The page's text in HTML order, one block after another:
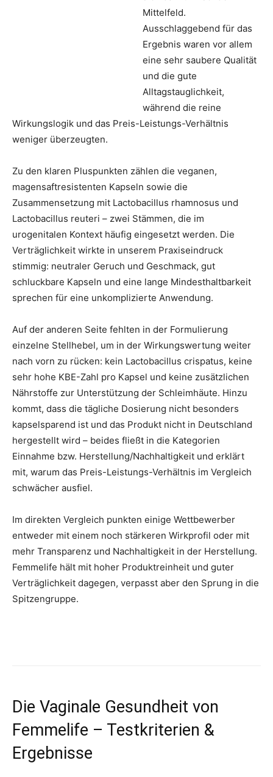
Mittelfeld.
Ausschlaggebend für das
Ergebnis waren vor allem
eine sehr saubere Qualität
und die gute
Alltagstauglichkeit,
während die reine
Wirkungslogik und das Preis-Leistungs-Verhältnis
weniger überzeugten.
Zu den klaren Pluspunkten zählen die veganen,
magensaftresistenten Kapseln sowie die
Zusammensetzung mit Lactobacillus rhamnosus und
Lactobacillus reuteri – zwei Stämmen, die im
urogenitalen Kontext häufig eingesetzt werden. Die
Verträglichkeit wirkte in unserem Praxiseindruck
stimmig: neutraler Geruch und Geschmack, gut
schluckbare Kapseln und eine lange Mindesthaltbarkeit
sprechen für eine unkomplizierte Anwendung.
Auf der anderen Seite fehlten in der Formulierung
einzelne Stellhebel, um in der Wirkungswertung weiter
nach vorn zu rücken: kein Lactobacillus crispatus, keine
sehr hohe KBE-Zahl pro Kapsel und keine zusätzlichen
Nährstoffe zur Unterstützung der Schleimhäute. Hinzu
kommt, dass die tägliche Dosierung nicht besonders
kapselsparend ist und das Produkt nicht in Deutschland
hergestellt wird – beides fließt in die Kategorien
Einnahme bzw. Herstellung/Nachhaltigkeit und erklärt
mit, warum das Preis-Leistungs-Verhältnis im Vergleich
schwächer ausfiel.
Im direkten Vergleich punkten einige Wettbewerber
entweder mit einem noch stärkeren Wirkprofil oder mit
mehr Transparenz und Nachhaltigkeit in der Herstellung.
Femmelife hält mit hoher Produktreinheit und guter
Verträglichkeit dagegen, verpasst aber den Sprung in die
Spitzengruppe.
Die Vaginale Gesundheit von
Femmelife – Testkriterien &
Ergebnisse